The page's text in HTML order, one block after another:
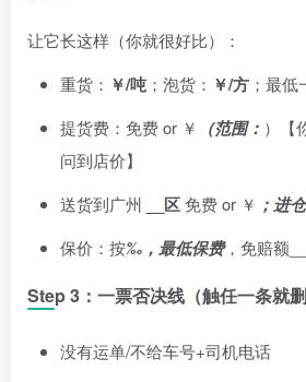
让它长这样（你就很好比）：
重货： ￥/吨 ；泡货： ￥/方 ；最低
提货费：免费 or ￥ （范围： ）【
问到店价】
送货到广州
__区免费 or ￥ ；进
保价：按‰，最低保费，免赔额___
Step 3：一票否决线（触任一条就删
没有运单/不给车号+司机电话